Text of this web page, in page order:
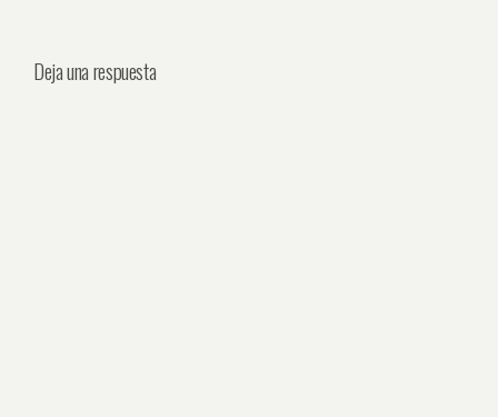
Deja una respuesta